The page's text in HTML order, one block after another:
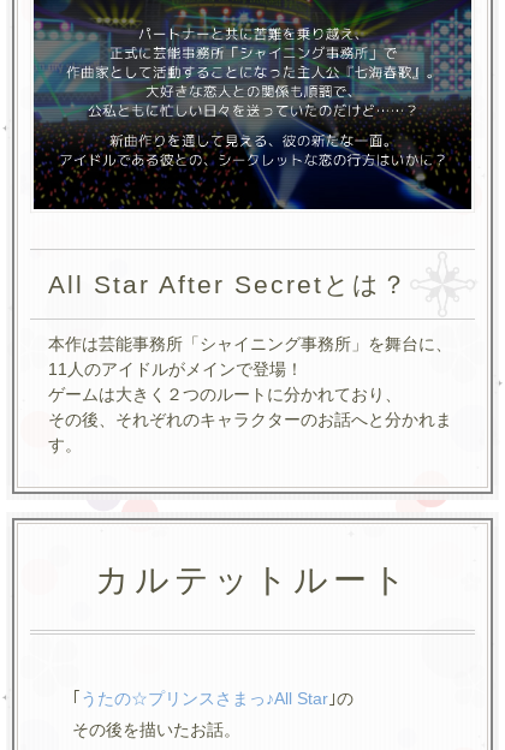
All Star After Secretとは？
本作は芸能事務所「シャイニング事務所」を舞台に、
11人のアイドルがメインで登場！
ゲームは大きく２つのルートに分かれており、
その後、それぞれのキャラクターのお話へと分かれま
す。
カルテットルート
うたの☆プリンスさまっ♪All Star ｣の
その後を描いたお話。